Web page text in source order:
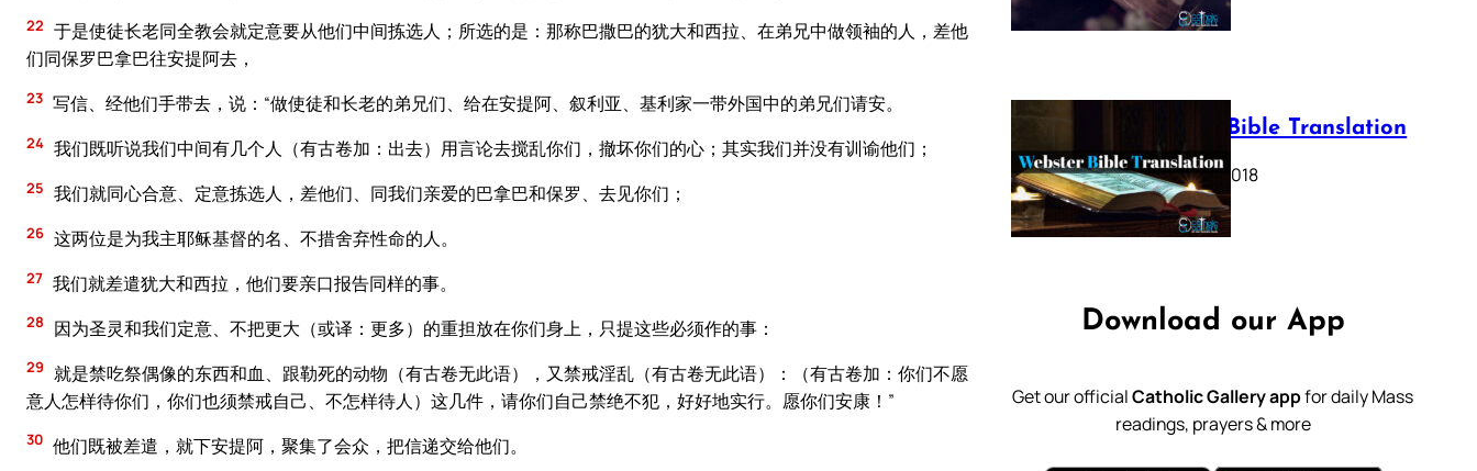
22 于是使徒长老同全教会就定意要从他们中间拣选人；所选的是：那称巴撒巴的犹大和西拉、在弟兄中做领袖的人，差他
们同保罗巴拿巴往安提阿去，
23 写信、经他们手带去，说：“做使徒和长老的弟兄们、给在安提阿、叙利亚、基利家一带外国中的弟兄们请安。
24 我们既听说我们中间有几个人（有古卷加：出去）用言论去搅乱你们，撤坏你们的心；其实我们并没有训谕他们；
25 我们就同心合意、定意拣选人，差他们、同我们亲爱的巴拿巴和保罗、去见你们；
26 这两位是为我主耶稣基督的名、不措舍弃性命的人。
27 我们就差遣犹大和西拉，他们要亲口报告同样的事。
28 因为圣灵和我们定意、不把更大（或译：更多）的重担放在你们身上，只提这些必须作的事：
29 就是禁吃祭偶像的东西和血、跟勒死的动物（有古卷无此语），又禁戒淫乱（有古卷无此语）：（有古卷加：你们不愿
意人怎样待你们，你们也须禁戒自己、不怎样待人）这几件，请你们自己禁绝不犯，好好地实行。愿你们安康！”
30 他们既被差遣，就下安提阿，聚集了会众，把信递交给他们。
Webster Bible Translation
October 11, 2018
Download our App
Get our officialCatholic Gallery appfor daily Mass
readings, prayers & more